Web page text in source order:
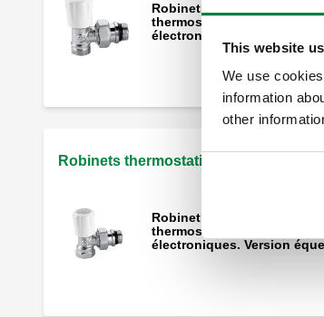
This website
We use
information
other
Robinet thermostatisable
thermostatiques,
électronique. Version
Robinets thermostatisables, pour
Robinet thermostatisable
thermostatiques,
électroniques. Version